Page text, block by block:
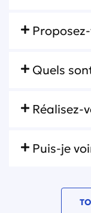
Quels
Réalisez-
Puis-je